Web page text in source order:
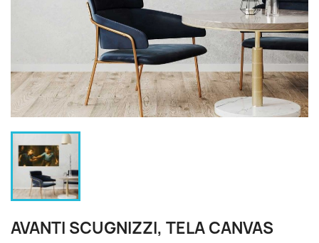
AVANTI SCUGNIZZI, TELA CANVAS